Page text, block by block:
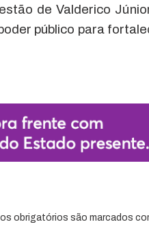
de Valderico
público para
obrigatórios são marcados